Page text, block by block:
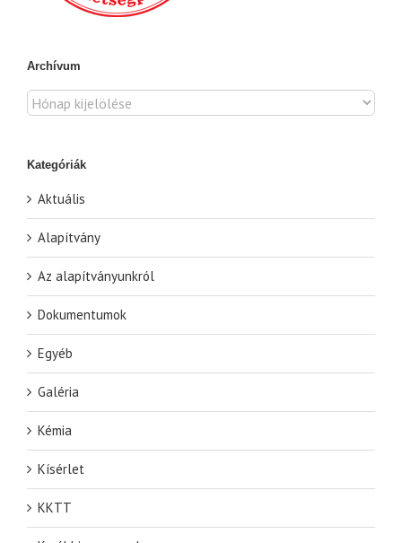
Archívum
Archívum
Kategóriák
Aktuális
Alapítvány
Az alapítványunkról
Dokumentumok
Egyéb
Galéria
Kémia
Kísérlet
KKTT